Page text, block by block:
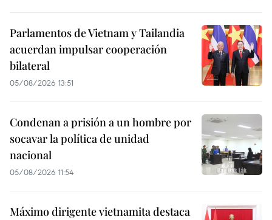
Parlamentos de Vietnam y Tailandia
acuerdan impulsar cooperación
bilateral
05/08/2026 13:51
Condenan a prisión a un hombre por
socavar la política de unidad
nacional
05/08/2026 11:54
Máximo dirigente vietnamita destaca